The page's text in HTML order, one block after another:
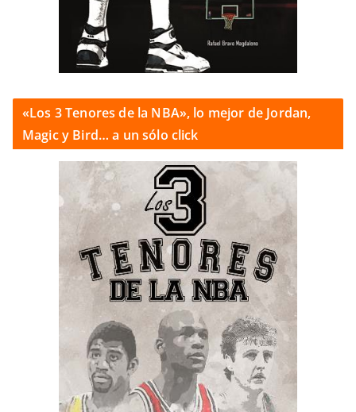
«Los 3 Tenores de la NBA», lo mejor de Jordan,
Magic y Bird… a un sólo click